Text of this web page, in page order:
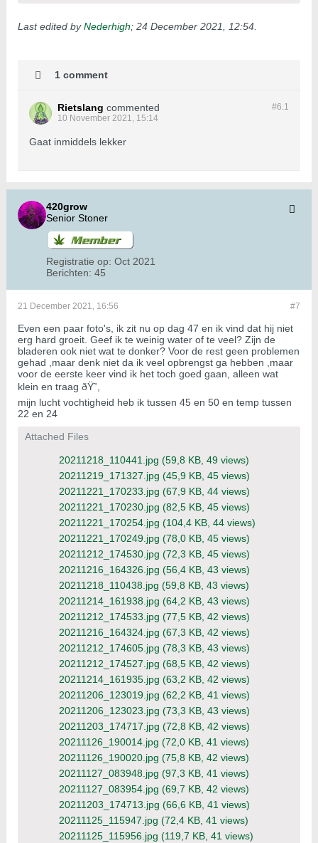
Last edited byNederhigh; 24 December 2021, 12:54
1 comment
#6.1
Rietslang commented
10 November 2021, 15:14
Gaat inmiddels lekker
420grow
Senior Stoner
Registratie op: Oct 2021
Berichten: 45
#7
21 December 2021, 16:56
Even een paar foto's, ik zit nu op dag 47 en ik vind dat hij niet
erg hard groeit. Geef ik te weinig water of te veel? Zijn de
bladeren ook niet wat te donker? Voor de rest geen problemen
gehad ,maar denk niet da ik veel opbrengst ga hebben ,maar
voor de eerste keer vind ik het toch goed gaan, alleen wat
klein en traag ðŸ˜,
mijn lucht vochtigheid heb ik tussen 45 en 50 en temp tussen
22 en 24
Attached Files
20211218_110441.jpg (59,8 KB, 49 views)
20211219_171327.jpg (45,9 KB, 45 views)
20211221_170233.jpg (67,9 KB, 44 views)
20211221_170230.jpg (82,5 KB, 45 views)
20211221_170254.jpg (104,4 KB, 44 views)
20211221_170249.jpg (78,0 KB, 45 views)
20211212_174530.jpg (72,3 KB, 45 views)
20211216_164326.jpg (56,4 KB, 43 views)
20211218_110438.jpg (59,8 KB, 43 views)
20211214_161938.jpg (64,2 KB, 43 views)
20211212_174533.jpg (77,5 KB, 42 views)
20211216_164324.jpg (67,3 KB, 42 views)
20211212_174605.jpg (78,3 KB, 43 views)
20211212_174527.jpg (68,5 KB, 42 views)
20211214_161935.jpg (63,2 KB, 42 views)
20211206_123019.jpg (62,2 KB, 41 views)
20211206_123023.jpg (73,3 KB, 43 views)
20211203_174717.jpg (72,8 KB, 42 views)
20211126_190014.jpg (72,0 KB, 41 views)
20211126_190020.jpg (75,8 KB, 42 views)
20211127_083948.jpg (97,3 KB, 41 views)
20211127_083954.jpg (69,7 KB, 42 views)
20211203_174713.jpg (66,6 KB, 41 views)
20211125_115947.jpg (72,4 KB, 41 views)
20211125_115956.jpg (119,7 KB, 41 views)